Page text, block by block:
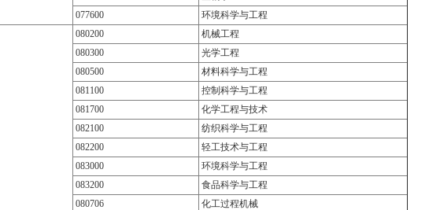
077600
环境科学与工程
080200
机械工程
080300
光学工程
080500
材料科学与工程
081100
控制科学与工程
081700
化学工程与技术
082100
纺织科学与工程
082200
轻工技术与工程
083000
环境科学与工程
083200
食品科学与工程
080706
化工过程机械